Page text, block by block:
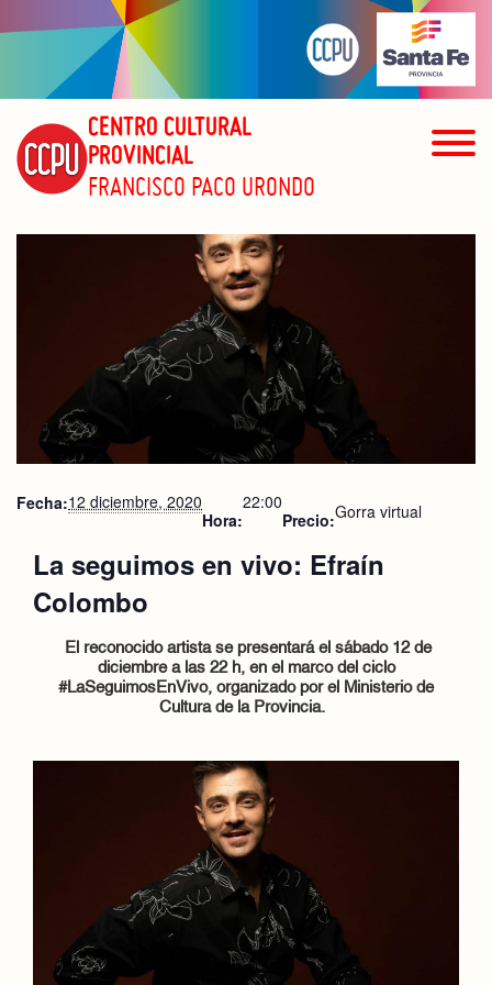
CENTRO CULTURAL
PROVINCIAL
FRANCISCO PACO URONDO
Fecha:12 diciembre, 2020
Hora:
22:00
Precio:Gorra virtual
La seguimos en vivo: Efraín
Colombo
El reconocido artista se presentará el sábado 12 de
diciembrea las 22 h, en el marco del ciclo
#LaSeguimosEnVivo, organizado por el Ministerio de
Cultura de la Provincia.